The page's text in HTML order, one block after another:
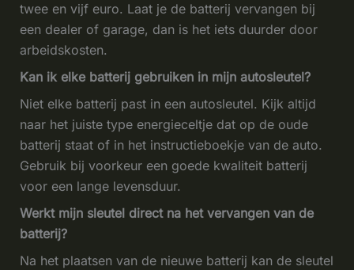
twee en vijf euro. Laat je de batterij vervangen bij
een dealer of garage, dan is het iets duurder door
arbeidskosten.
Kan ik elke batterij gebruiken in mijn autosleutel?
Niet elke batterij past in een autosleutel. Kijk altijd
naar het juiste type energieceltje dat op de oude
batterij staat of in het instructieboekje van de auto.
Gebruik bij voorkeur een goede kwaliteit batterij
voor een lange levensduur.
Werkt mijn sleutel direct na het vervangen van de
batterij?
Na het plaatsen van de nieuwe batterij kan de sleutel